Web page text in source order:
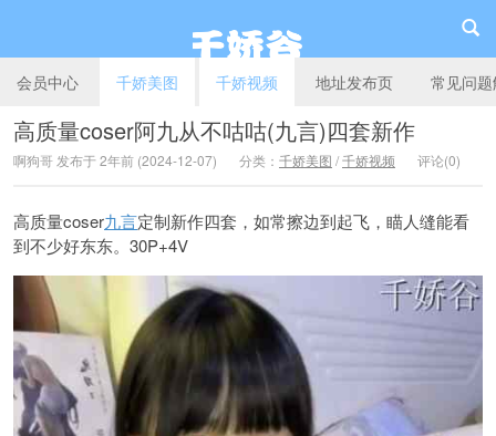
千娇谷
会员中心 千娇美图 千娇视频 地址发布页 常见问
高质量coser阿九从不咕咕(九言)四套新作
啊狗哥 发布于 2年前 (2024-12-07) 分类： 千娇美图 /千娇视频 评论(0)
高质量coser九言定制新作四套，如常擦边到起飞，瞄人缝能看
到不少好东东。30P+4V